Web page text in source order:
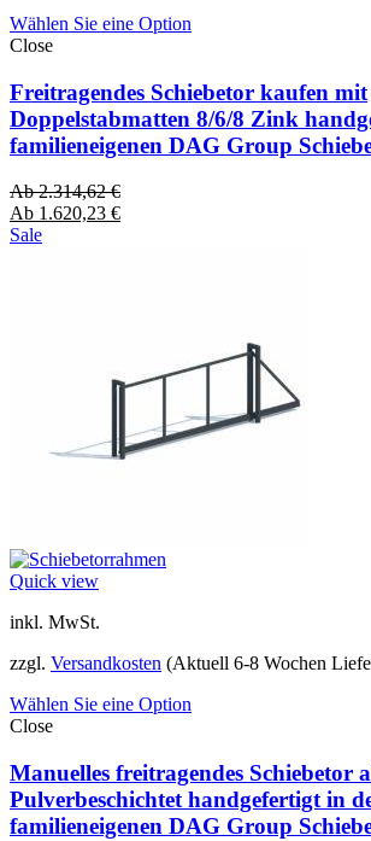
Wählen Sie eine Option
Close
Freitragendes Schiebetor kaufen mit
Doppelstabmatten 8/6/8 Zink
familieneigenen DAG Group
Ab2.314,62€
Ab 1.620,23 €
Sale
Quick view
inkl. MwSt.
zzgl. Versandkosten (Aktuell 6-8 Wochen
Wählen Sie eine Option
Close
Manuelles freitragendes Schiebetor
Pulverbeschichtet handgefertigt in
familieneigenen DAG Group